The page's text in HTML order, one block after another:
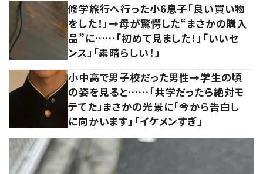
修学旅行へ行った小6息子「良い買い物
をした！」→母が驚愕した“まさかの購入
品”に……「初めて見ました！」「いいセ
ンス」「素晴らしい！」
小中高で男子校だった男性→学生の頃
の姿を見ると……「共学だったら絶対モ
テてた」まさかの光景に「今から告白し
に向かいます」「イケメンすぎ」